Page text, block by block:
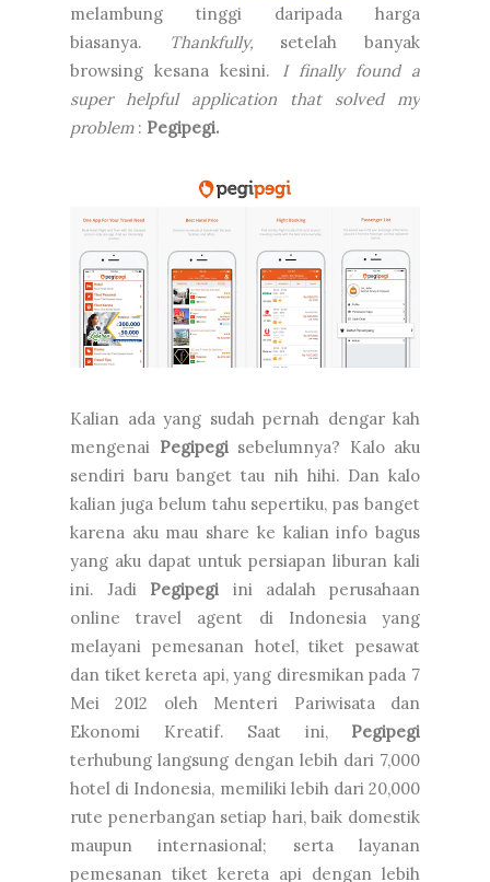
melambung tinggi daripada harga
biasanya.
Thankfully, setelah banyak
browsing kesana kesini.
I finally found a
super helpful application that solved my
problem: Pegipegi.
Kalian ada yang sudah pernah dengar kah
mengenai Pegipegisebelumnya? Kalo aku
sendiri baru banget tau nih hihi. Dan kalo
kalian juga belum tahu sepertiku, pas banget
karena aku mau share ke kalian info bagus
yang aku dapat untuk persiapan liburan kali
ini. Jadi Pegipegi ini adalah perusahaan
online travel agent di Indonesia yang
melayani pemesanan hotel, tiket pesawat
dan tiket kereta api, yang diresmikan pada 7
Mei 2012 oleh Menteri Pariwisata dan
Ekonomi Kreatif. Saat ini, Pegipegi
terhubung langsung dengan lebih dari 7,000
hotel di Indonesia, memiliki lebih dari 20,000
rute penerbangan setiap hari, baik domestik
maupun internasional; serta layanan
pemesanan tiket kereta api dengan lebih